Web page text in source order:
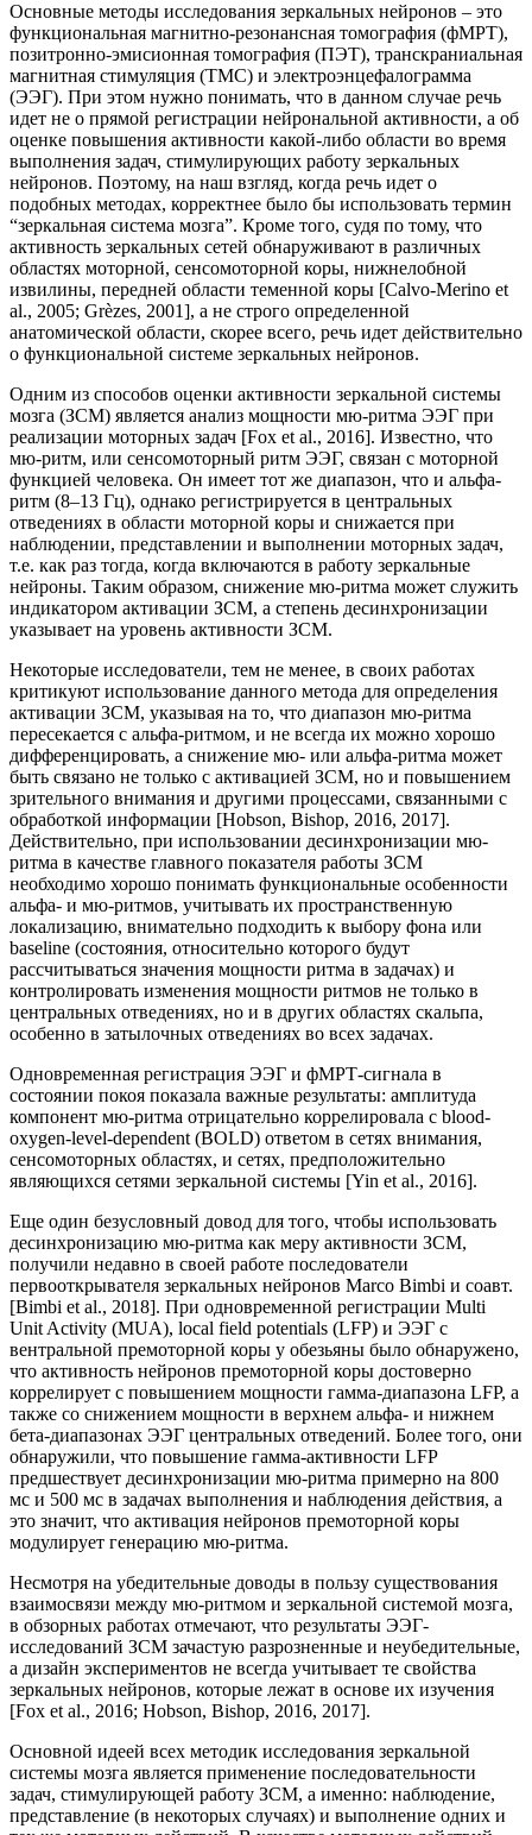
Основные методы исследования зеркальных нейронов – это
функциональная магнитно-резонансная томография (фМРТ),
позитронно-эмисионная томография (ПЭТ), транскраниальная
магнитная стимуляция (ТМС) и электроэнцефалограмма
(ЭЭГ). При этом нужно понимать, что в данном случае речь
идет не о прямой регистрации нейрональной активности, а об
оценке повышения активности какой-либо области во время
выполнения задач, стимулирующих работу зеркальных
нейронов. Поэтому, на наш взгляд, когда речь идет о
подобных методах, корректнее было бы использовать термин
“зеркальная система мозга”. Кроме того, судя по тому, что
активность зеркальных сетей обнаруживают в различных
областях моторной, сенсомоторной коры, нижнелобной
извилины, передней области теменной коры [Calvo-Merino et
al., 2005; Grèzes, 2001], а не строго определенной
анатомической области, скорее всего, речь идет действительно
о функциональной системе зеркальных нейронов.
Одним из способов оценки активности зеркальной системы
мозга (ЗСМ) является анализ мощности мю-ритма ЭЭГ при
реализации моторных задач [Fox et al., 2016]. Известно, что
мю-ритм, или сенсомоторный ритм ЭЭГ, связан с моторной
функцией человека. Он имеет тот же диапазон, что и альфа-
ритм (8–13 Гц), однако регистрируется в центральных
отведениях в области моторной коры и снижается при
наблюдении, представлении и выполнении моторных задач,
т.е. как раз тогда, когда включаются в работу зеркальные
нейроны. Таким образом, снижение мю-ритма может служить
индикатором активации ЗСМ, а степень десинхронизации
указывает на уровень активности ЗСМ.
Некоторые исследователи, тем не менее, в своих работах
критикуют использование данного метода для определения
активации ЗСМ, указывая на то, что диапазон мю-ритма
пересекается с альфа-ритмом, и не всегда их можно хорошо
дифференцировать, а снижение мю- или альфа-ритма может
быть связано не только с активацией ЗСМ, но и повышением
зрительного внимания и другими процессами, связанными с
обработкой информации [Hobson, Bishop, 2016, 2017].
Действительно, при использовании десинхронизации мю-
ритма в качестве главного показателя работы ЗСМ
необходимо хорошо понимать функциональные особенности
альфа- и мю-ритмов, учитывать их пространственную
локализацию, внимательно подходить к выбору фона или
baseline (состояния, относительно которого будут
рассчитываться значения мощности ритма в задачах) и
контролировать изменения мощности ритмов не только в
центральных отведениях, но и в других областях скальпа,
особенно в затылочных отведениях во всех задачах.
Одновременная регистрация ЭЭГ и фМРТ-сигнала в
состоянии покоя показала важные результаты: амплитуда
компонент мю-ритма отрицательно коррелировала с blood-
oxygen-level-dependent (BOLD) ответом в сетях внимания,
сенсомоторных областях, и сетях, предположительно
являющихся сетями зеркальной системы [Yin et al., 2016].
Еще один безусловный довод для того, чтобы использовать
десинхронизацию мю-ритма как меру активности ЗСМ,
получили недавно в своей работе последователи
первооткрывателя зеркальных нейронов Marco Bimbi и соавт.
[Bimbi et al., 2018]. При одновременной регистрации Multi
Unit Activity (MUA), local field potentials (LFP) и ЭЭГ с
вентральной премоторной коры у обезьяны было обнаружено,
что активность нейронов премоторной коры достоверно
коррелирует с повышением мощности гамма-диапазона LFP, а
также со снижением мощности в верхнем альфа- и нижнем
бета-диапазонах ЭЭГ центральных отведений. Более того, они
обнаружили, что повышение гамма-активности LFP
предшествует десинхронизации мю-ритма примерно на 800
мс и 500 мс в задачах выполнения и наблюдения действия, а
это значит, что активация нейронов премоторной коры
модулирует генерацию мю-ритма.
Несмотря на убедительные доводы в пользу существования
взаимосвязи между мю-ритмом и зеркальной системой мозга,
в обзорных работах отмечают, что результаты ЭЭГ-
исследований ЗСМ зачастую разрозненные и неубедительные,
а дизайн экспериментов не всегда учитывает те свойства
зеркальных нейронов, которые лежат в основе их изучения
[Fox et al., 2016; Hobson, Bishop, 2016, 2017].
Основной идеей всех методик исследования зеркальной
системы мозга является применение последовательности
задач, стимулирующей работу ЗСМ, а именно: наблюдение,
представление (в некоторых случаях) и выполнение одних и